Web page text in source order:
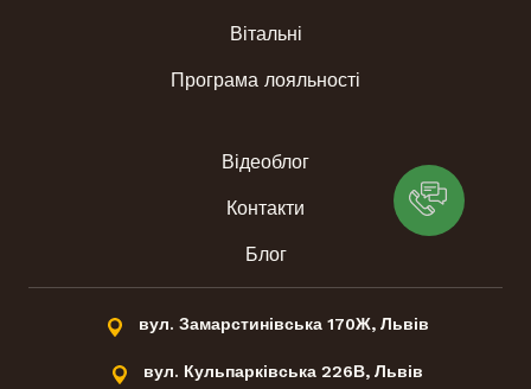
Вітальні
Програма лояльності
Відеоблог
Контакти
Блог
вул. Замарстинівська 170Ж, Львів
вул. Кульпарківська 226В, Львів